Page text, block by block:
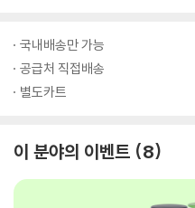
국내배송만 가능
공급처 직접배송
별도카트
이 분야의 이벤트 8